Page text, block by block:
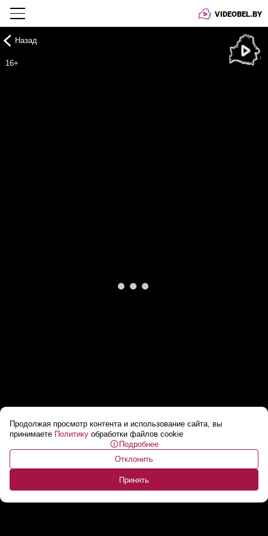
VIDEOBEL.BY
Продолжая просмотр контента и использование сайта, вы
принимаете Политику обработки файлов cookie
Подробнее
Отклонить
Принять
Назад
16+
Харрис официально утверждена
кандидатом в президенты США...